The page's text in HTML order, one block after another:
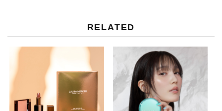
RELATED